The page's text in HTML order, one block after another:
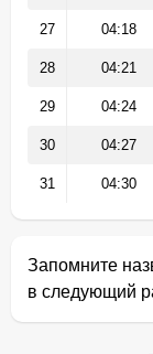
27 04:18
28 04:21
29 04:24
30 04:27
31 04:30
Запомните
в следующий